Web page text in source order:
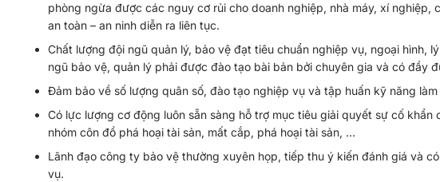
phòng ngừa được các nguy cơ rủi cho doanh nghiệp, nhà máy, xí
an toàn – an ninh diễn ra liên tục.
Chất lượng đội ngũ quản lý, bảo vệ đạt tiêu chuẩn nghiệp vụ, ngoại hình,
ngũ bảo vệ, quản lý phải được đào tạo bài bản bởi chuyên gia và có đầy
Đảm bảo về số lượng quân số, đào tạo nghiệp vụ và tập huấn kỹ năng
Có lực lượng cơ động luôn sẵn sàng hỗ trợ mục tiêu giải quyết sự cố
nhóm côn đồ phá hoại tài sản, mất cắp, phá hoại tài sản, …
Lãnh đạo công ty bảo vệ thường xuyên họp, tiếp thu ý kiến đánh giá và
vụ.